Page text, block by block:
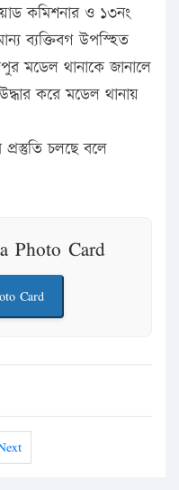
কমিশনার ও ১৩নং
ব্যক্তিবগ উপস্হিত
মডেল থানাকে জানালে
করে মডেল থানায়
চলছে বলে
Photo Card
Card